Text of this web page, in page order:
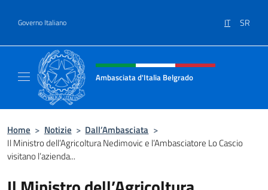
Governo Italiano IT SR
Intestazione sito, social e menù
Ambasciata d'Italia Belgrado
Home > Notizie > Dall’Ambasciata >
Il Ministro dell’Agricoltura Nedimovic e l’Ambasciatore Lo Cascio
visitano l’azienda...